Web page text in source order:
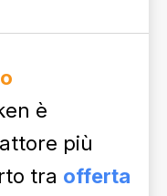
è
più
tra offerta